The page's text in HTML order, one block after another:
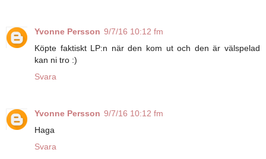
Yvonne Persson 9/7/16 10:12 fm
Köpte faktiskt LP:n när den kom ut och den är välspelad
kan ni tro :)
Svara
Yvonne Persson 9/7/16 10:12 fm
Haga
Svara